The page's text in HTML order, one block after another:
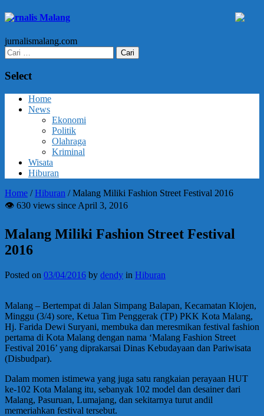
Jurnalis Malang
jurnalismalang.com
Cari
untuk:
Select
Home
News
Ekonomi
Politik
Olahraga
Kriminal
Wisata
Hiburan
Home /Hiburan /Malang Miliki Fashion Street Festival 2016
👁 630 views since April 3, 2016
Malang Miliki Fashion Street Festival
2016
Posted on 03/04/2016 by dendy in Hiburan
Malang – Bertempat di Jalan Simpang Balapan, Kecamatan Klojen,
Minggu (3/4) sore, Ketua Tim Penggerak (TP) PKK Kota Malang,
Hj. Farida Dewi Suryani, membuka dan meresmikan festival fashion
pertama di Kota Malang dengan nama ‘Malang Fashion Street
Festival 2016’ yang diprakarsai Dinas Kebudayaan dan Pariwisata
(Disbudpar).
Dalam momen istimewa yang juga satu rangkaian perayaan HUT
ke-102 Kota Malang itu, sebanyak 102 model dan desainer dari
Malang, Pasuruan, Lumajang, dan sekitarnya turut andil
memeriahkan festival tersebut.